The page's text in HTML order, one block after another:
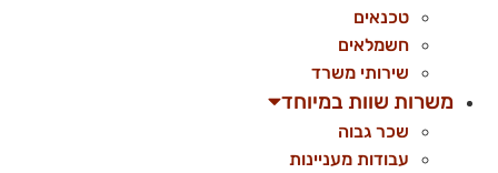
טכנאים
חשמלאים
שירותי משרד
משרות שוות במיוחד
שכר גבוה
עבודות מעניינות